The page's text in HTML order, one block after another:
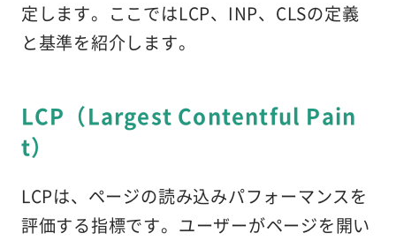
定します。ここではLCP、INP、CLSの定義
と基準を紹介します。
LCP（Largest Contentful Pain
t）
LCPは、ページの読み込みパフォーマンスを
評価する指標です。ユーザーがページを開い